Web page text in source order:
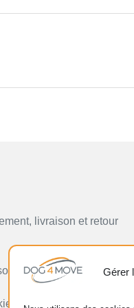
Gérer
livraison et retour